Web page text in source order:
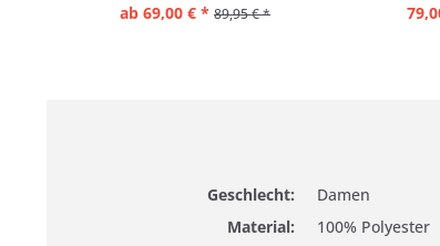
ab 69,00 € * 89,95 € *
Geschlecht:
Damen
Material:
100% Polyester